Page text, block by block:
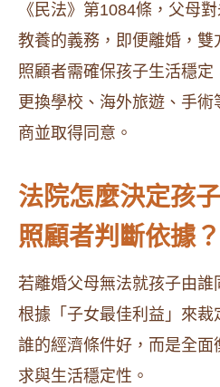
《民法》第1084條，父母
教養的義務，即便離婚，雙
照顧者需確保孩子生活穩定
更換學校、海外旅遊、手
商並取得同意。
法院怎麼決定孩
照顧者判斷依據？
若離婚父母無法就孩子由
根據「子女最佳利益」來裁
誰的經濟條件好，而是全面
求與生活穩定性。